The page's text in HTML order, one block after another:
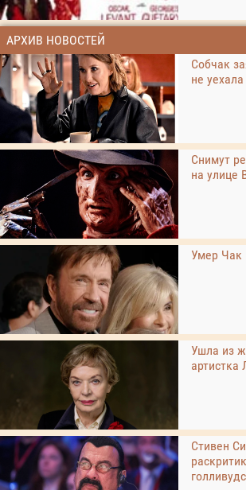
АРХИВ НОВОСТЕЙ
Собчак
не уехала
Снимут
на улице
Умер Чак
Ушла из
Стивен